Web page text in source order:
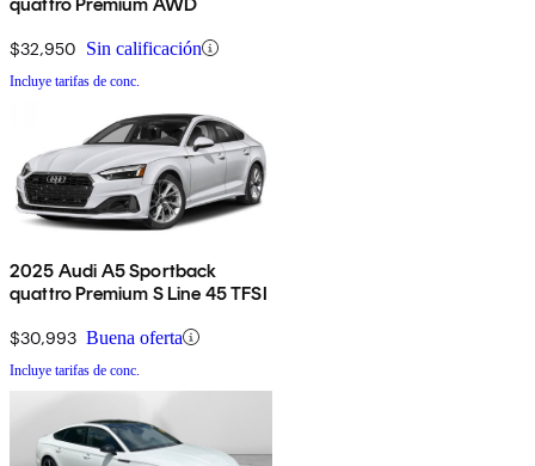
$32,950 Sin calificación
Incluye tarifas de conc.
2025 Audi A5 Sportback
quattro Premium S Line 45 TFSI
$30,993 Buena oferta
Incluye tarifas de conc.